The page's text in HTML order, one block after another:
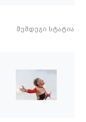
შემდეგი სტატია